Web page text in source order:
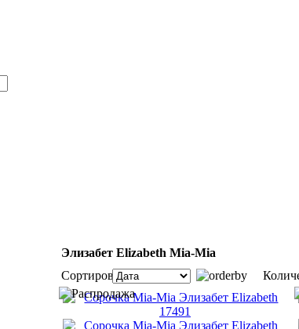
Элизабет Elizabeth Mia-Mia
Сортировка: